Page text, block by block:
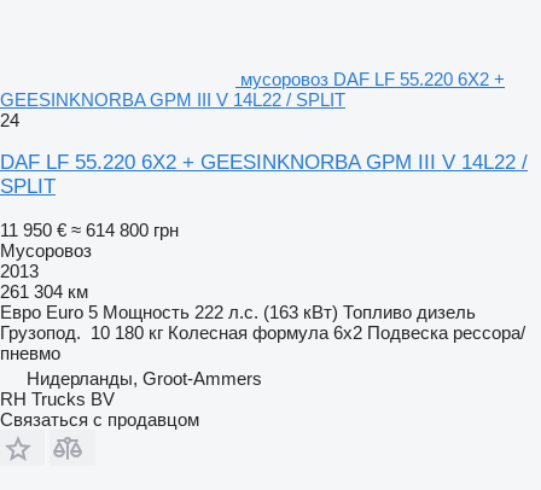
мусоровоз DAF LF 55.220 6X2 +
GEESINKNORBA GPM III V 14L22 / SPLIT
24
DAF LF 55.220 6X2 + GEESINKNORBA GPM III V 14L22 /
SPLIT
11 950 € ≈ 614 800 грн
Мусоровоз
2013
261 304 км
Евро Euro 5 Мощность 222 л.с. (163 кВт) Топливо дизель
Грузопод. 10 180 кг Колесная формула 6x2 Подвеска рессора/
пневмо
Нидерланды, Groot-Ammers
RH Trucks BV
Связаться с продавцом